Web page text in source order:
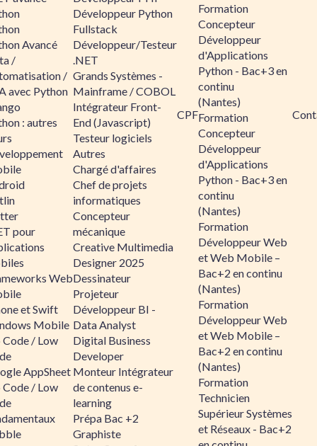
Avancé
/
/
avec Python
: autres
pour
Web
et Swift
Mobile
/ Low
AppSheet
/ Low
Développeur Python
Fullstack
Développeur/Testeur
.NET
Grands Systèmes -
Mainframe / COBOL
Intégrateur Front-
End (Javascript)
Testeur logiciels
Autres
Chargé d'affaires
Chef de projets
informatiques
Concepteur
mécanique
Creative Multimedia
Designer 2025
Dessinateur
Projeteur
Développeur BI -
Data Analyst
Digital Business
Developer
Monteur Intégrateur
de contenus e-
learning
Prépa Bac +2
Graphiste
CPF
Formation
Concepteur
Développeur
d'Applications
Python - Bac+3 en
continu
(Nantes)
Formation
Concepteur
Développeur
d'Applications
Python - Bac+3 en
continu
(Nantes)
Formation
Développeur Web
et Web Mobile –
Bac+2 en continu
(Nantes)
Formation
Développeur Web
et Web Mobile –
Bac+2 en continu
(Nantes)
Formation
Technicien
Supérieur Systèmes
et Réseaux - Bac+2